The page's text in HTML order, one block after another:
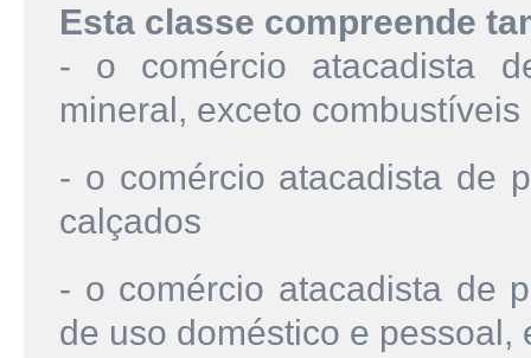
Esta classe compreende
- o comércio atacadista
mineral, exceto
- o comércio atacadista de
calçados
- o comércio atacadista de
de uso doméstico e pessoal,